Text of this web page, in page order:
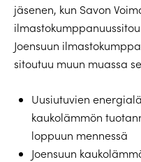
jäsenen, kun Savon
Joensuun
sitoutuu muun muassa
Uusiutuvien
kaukolämmön
loppuun mennessä
Joensuun